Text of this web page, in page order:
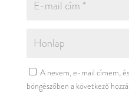
A nevem, e-mail címem,
böngészőben a következő